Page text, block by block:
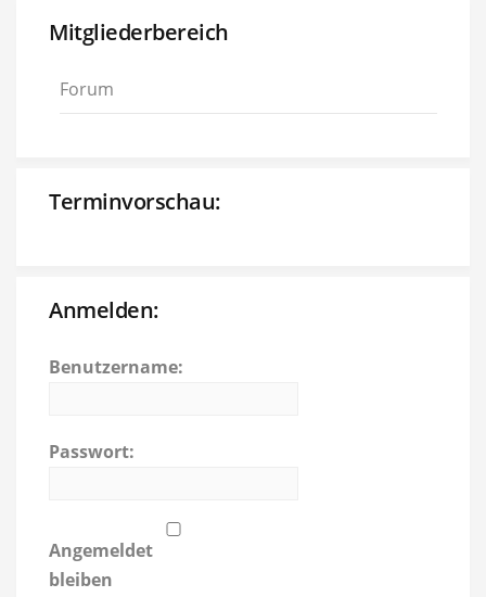
Mitgliederbereich
Forum
Terminvorschau:
Anmelden:
Benutzername:
Passwort:
Angemeldet
bleiben